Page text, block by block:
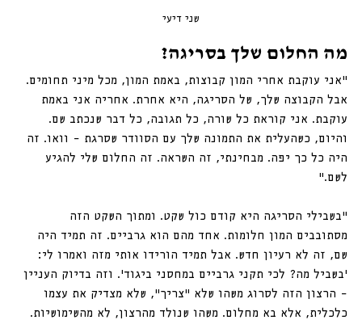
שני דיעי
מה החלום שלך בסריגה?
״אני עוקבת אחרי המון קבוצות, באמת המון, מכל מיני תחומים.
אבל הקבוצה שלך, של הסריגה, היא אחרת. אחריה אני באמת
עוקבת. אני קוראת כל שורה, כל תגובה, כל דבר שנכתב שם.
והיום, כשהעלית את התמונה שלך עם הסוודר שסרגת – וואו. זה
היה כל כך יפה. מבחינתי, זה השראה. זה החלום שלי להגיע
לשם.״
״בשבילי הסריגה היא קודם כול שקט. ומתוך השקט הזה
מסתובבים המון חלומות. אחד מהם הוא גרביים. זה תמיד היה
שם, זה לא רעיון חדש. אבל תמיד הורידו אותי מזה ואמרו לי:
׳בשביל מה? לכי תקני גרביים במחסני ביגוד׳. וזה בדיוק העניין
– הרצון הזה לסרוג משהו שלא “צריך”, שלא מצדיק את עצמו
כלכלית, אלא בא מחלום. משהו שנולד מהרצון, לא מהשימושיות.